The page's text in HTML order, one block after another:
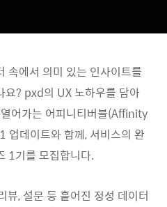
속에서 의미 있는 인사이트를
요? pxd의 UX 노하우를 담아
어가는 어피니티버블(Affinity
데이트와 함께, 서비스의 완
1기를 모집합니다.
뷰, 설문 등 흩어진 정성 데이터